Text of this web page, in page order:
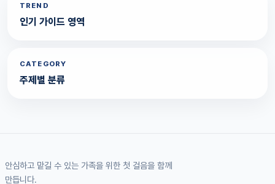
TREND
인기 가이드 영역
CATEGORY
주제별 분류
안심하고 맡길 수 있는 가족을 위한 첫 걸음을 함께
만듭니다.